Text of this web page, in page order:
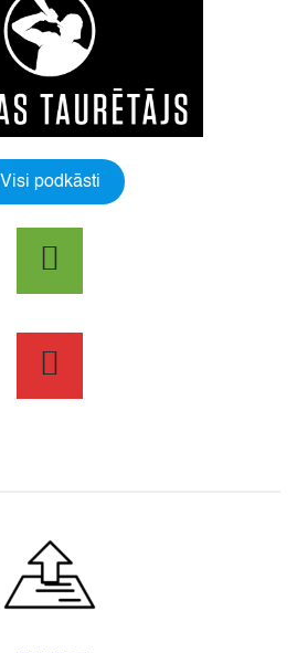
Visi podkāsti